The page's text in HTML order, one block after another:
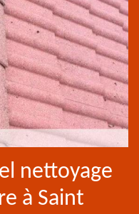
nettoyage
à Saint